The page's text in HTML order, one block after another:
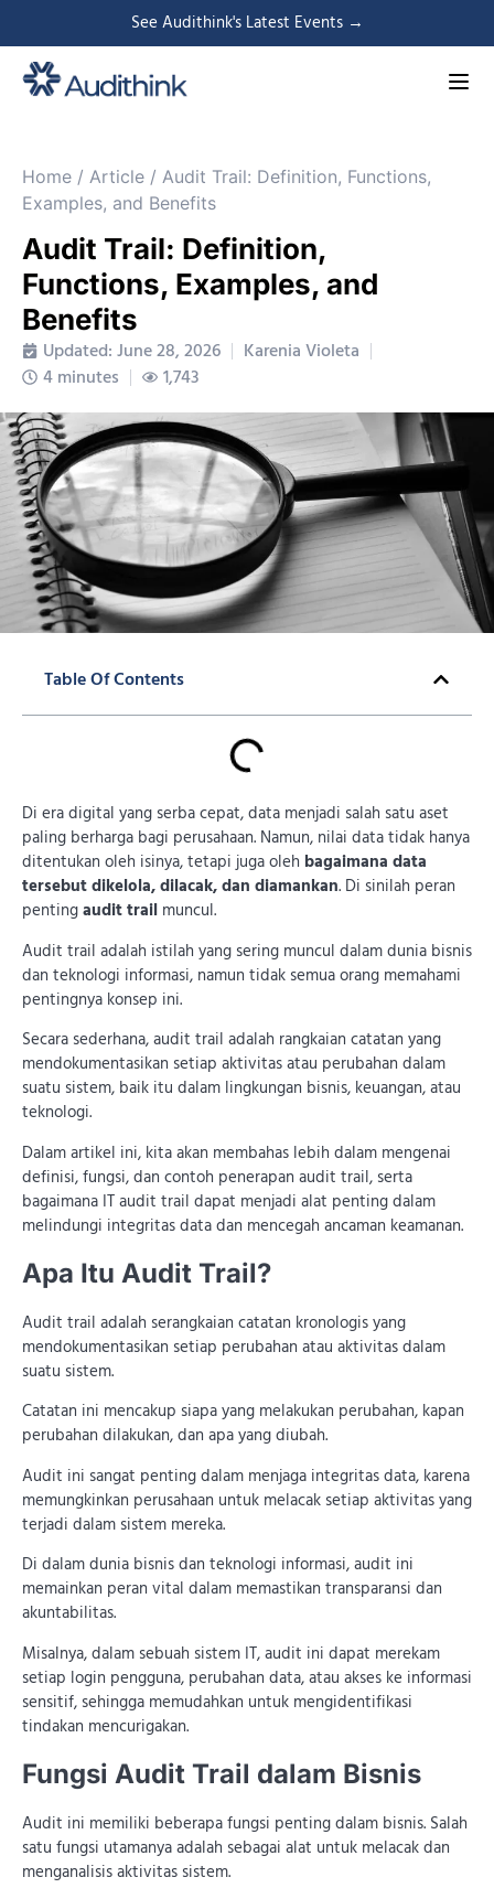
See Audithink's Latest Events →
Home / Article / Audit Trail: Definition, Functions,
Examples, and Benefits
Audit Trail: Definition,
Functions, Examples, and
Benefits
Updated: June 28, 2026
Karenia Violeta
4 minutes
1,743
Table Of Contents
Di era digital yang serba cepat, data menjadi salah satu aset
paling berharga bagi perusahaan. Namun, nilai data tidak hanya
ditentukan oleh isinya, tetapi juga oleh bagaimana data
tersebut dikelola, dilacak, dan diamankan. Di sinilah peran
pentingaudit trail muncul.
Audit trail adalah istilah yang sering muncul dalam dunia bisnis
dan teknologi informasi, namun tidak semua orang memahami
pentingnya konsep ini.
Secara sederhana, audit trail adalah rangkaian catatan yang
mendokumentasikan setiap aktivitas atau perubahan dalam
suatu sistem, baik itu dalam lingkungan bisnis, keuangan, atau
teknologi.
Dalam artikel ini, kita akan membahas lebih dalam mengenai
definisi, fungsi, dan contoh penerapan audit trail, serta
bagaimana IT audit trail dapat menjadi alat penting dalam
melindungi integritas data dan mencegah ancaman keamanan.
Apa Itu Audit Trail?
Audit trail adalah serangkaian catatan kronologis yang
mendokumentasikan setiap perubahan atau aktivitas dalam
suatu sistem.
Catatan ini mencakup siapa yang melakukan perubahan, kapan
perubahan dilakukan, dan apa yang diubah.
Audit ini sangat penting dalam menjaga integritas data, karena
memungkinkan perusahaan untuk melacak setiap aktivitas yang
terjadi dalam sistem mereka.
Di dalam dunia bisnis dan teknologi informasi, audit ini
memainkan peran vital dalam memastikan transparansi dan
akuntabilitas.
Misalnya, dalam sebuah sistem IT, audit ini dapat merekam
setiap login pengguna, perubahan data, atau akses ke informasi
sensitif, sehingga memudahkan untuk mengidentifikasi
tindakan mencurigakan.
Fungsi Audit Trail dalam Bisnis
Audit ini memiliki beberapa fungsi penting dalam bisnis. Salah
satu fungsi utamanya adalah sebagai alat untuk melacak dan
menganalisis aktivitas sistem.